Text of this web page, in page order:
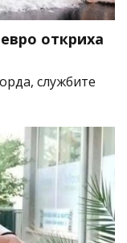
откриха
службите